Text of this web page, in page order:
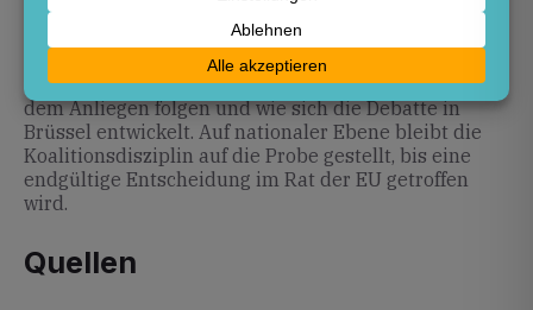
Friedrich Merz wird in den kommenden Tagen einen
Brief an die EU-Kommission verfassen, um die
Lockerungsforderungen zu übermitteln. Im weiteren
Verlauf wird sich zeigen, ob die EU-Mitgliedstaaten
dem Anliegen folgen und wie sich die Debatte in
Brüssel entwickelt. Auf nationaler Ebene bleibt die
Koalitionsdisziplin auf die Probe gestellt, bis eine
endgültige Entscheidung im Rat der EU getroffen
wird.
Quellen